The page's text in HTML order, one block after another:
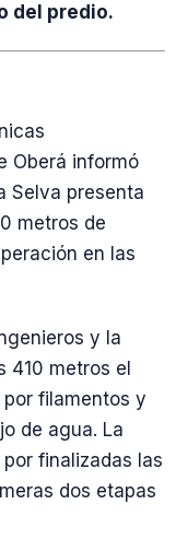
del predio.
Oberá informó
Selva presenta
metros de
en las
y la
410 metros el
filamentos y
de agua. La
finalizadas las
dos etapas